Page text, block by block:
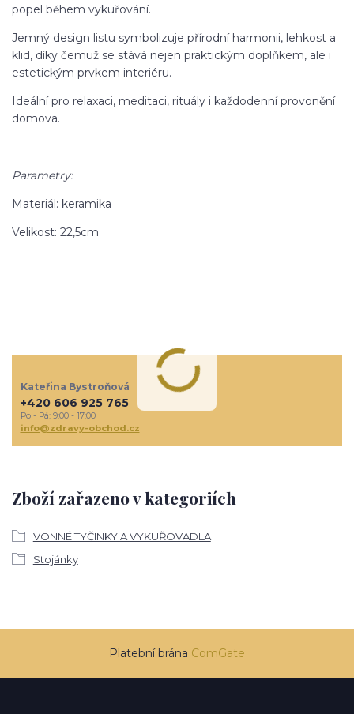
popel během vykuřování.
Jemný design listu symbolizuje přírodní harmonii, lehkost a
klid, díky čemuž se stává nejen praktickým doplňkem, ale i
estetickým prvkem interiéru.
Ideální pro relaxaci, meditaci, rituály i každodenní provonění
domova.
Parametry:
Materiál: keramika
Velikost: 22,5cm
Zboží zařazeno v kategoriích
VONNÉ TYČINKY A VYKUŘOVADLA
Stojánky
Kateřina Bystroňová
+420 606 925 765
Po - Pá: 9:00 - 17:00
info@zdravy-obchod.cz
Platební brána ComGate